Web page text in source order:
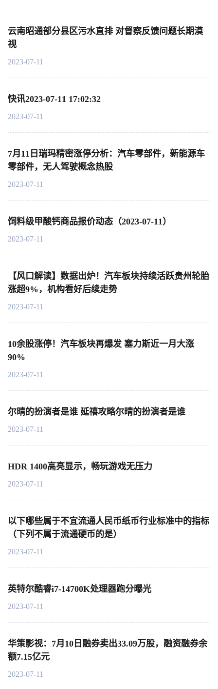
云南昭通部分县区污水直排 对督察反馈问题长期漠
视
2023-07-11
快讯2023-07-11 17:02:32
2023-07-11
7月11日瑞玛精密涨停分析：汽车零部件，新能源车
零部件，无人驾驶概念热股
2023-07-11
饲料级甲酸钙商品报价动态（2023-07-11）
2023-07-11
【风口解读】数据出炉！汽车板块持续活跃贵州轮胎
涨超9%，机构看好后续走势
2023-07-11
10余股涨停！汽车板块再爆发 塞力斯近一月大涨
90%
2023-07-11
尔晴的扮演者是谁 延禧攻略尔晴的扮演者是谁
2023-07-11
HDR 1400高亮显示，畅玩游戏无压力
2023-07-11
以下哪些属于不宜流通人民币纸币行业标准中的指标
（下列不属于流通硬币的是）
2023-07-11
英特尔酷睿i7-14700K处理器跑分曝光
2023-07-11
华策影视：7月10日融券卖出33.09万股，融资融券余
额7.15亿元
2023-07-11